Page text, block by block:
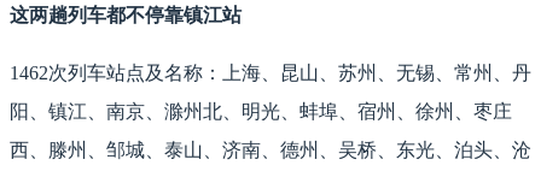
这两趟列车都不停靠镇江站
1462次列车站点及名称：上海、昆山、苏州、无锡、常州、丹
阳、镇江、南京、滁州北、明光、蚌埠、宿州、徐州、枣庄
西、滕州、邹城、泰山、济南、德州、吴桥、东光、泊头、沧